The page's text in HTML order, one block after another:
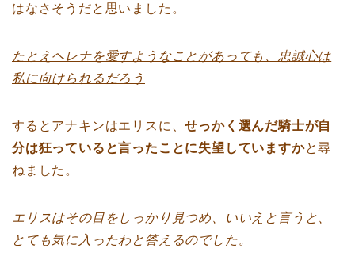
はなさそうだと思いました。
たとえヘレナを愛すようなことがあっても、忠誠心は
私に向けられるだろう
するとアナキンはエリスに、せっかく選んだ騎士が自
分は狂っていると言ったことに失望していますかと尋
ねました。
エリスはその目をしっかり見つめ、いいえと言うと、
とても気に入ったわと答えるのでした。